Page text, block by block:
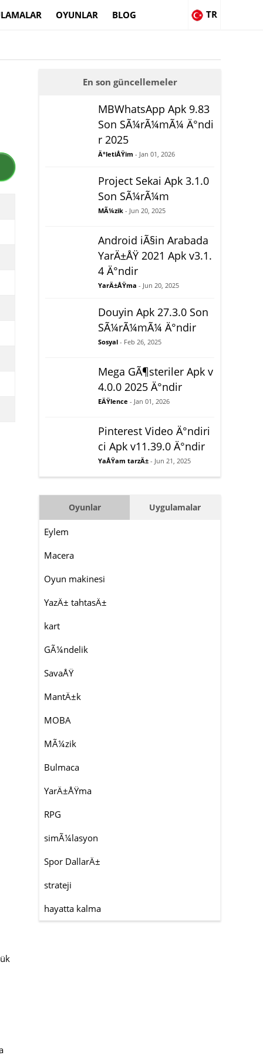
OYUNLAR BLOG TR
En son güncellemeler
MBWhatsApp Apk 9.83
Son SÃ¼rÃ¼mÃ¼ Ä°ndi
r 2025
Ä°letiÅŸim - Jan 01, 2026
Project Sekai Apk 3.1.0
Son SÃ¼rÃ¼m
MÃ¼zik - Jun 20, 2025
Android iÃ§in Arabada
YarÄ±ÅŸ 2021 Apk v3.1.
4 Ä°ndir
YarÄ±ÅŸma - Jun 20, 2025
Douyin Apk 27.3.0 Son
SÃ¼rÃ¼mÃ¼ Ä°ndir
Sosyal - Feb 26, 2025
Mega GÃ¶steriler Apk v
4.0.0 2025 Ä°ndir
EÄŸlence - Jan 01, 2026
Pinterest Video Ä°ndiri
ci Apk v11.39.0 Ä°ndir
YaÅŸam tarzÄ± - Jun 21, 2025
Oyunlar Uygulamalar
Eylem
Macera
Oyun makinesi
YazÄ± tahtasÄ±
kart
GÃ¼ndelik
SavaÅŸ
MantÄ±k
MOBA
MÃ¼zik
Bulmaca
YarÄ±ÅŸma
RPG
simÃ¼lasyon
Spor DallarÄ±
strateji
hayatta kalma